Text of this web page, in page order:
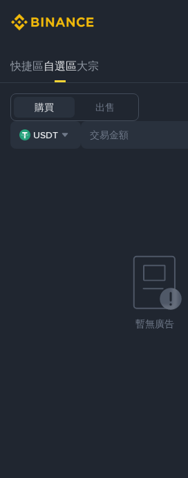
快捷區自選區大宗
購買 出售
USDT
暫無廣告